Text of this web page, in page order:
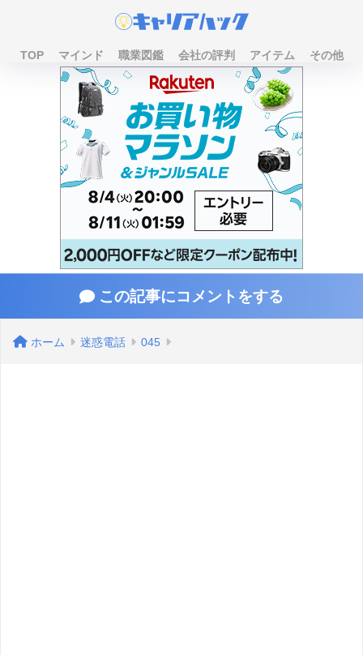
TOP マインド 職業図鑑 会社の評判 アイテム その他
この記事にコメントをする
ホーム 迷惑電話 045